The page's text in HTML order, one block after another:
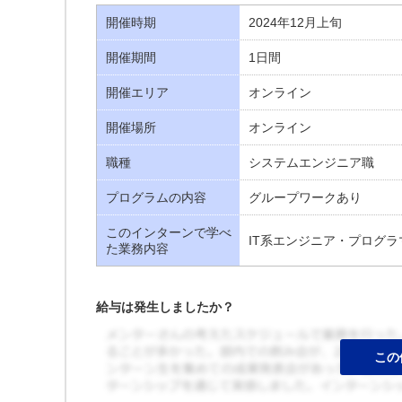
開催時期 2024年12月上旬
開催期間 1日間
開催エリア オンライン
開催場所 オンライン
職種 システムエンジニア職
プログラムの内容 グループワークあり
このインターンで学べ
た業務内容
IT系エンジニア・プログラ
給与は発生しましたか？